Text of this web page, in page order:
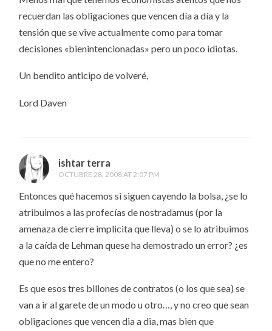
recuerdan las obligaciones que vencen día a día y la
tensión que se vive actualmente como para tomar
decisiones «bienintencionadas» pero un poco idiotas.
Un bendito anticipo de volveré,
Lord Daven
ishtar terra
OCTUBRE 28, 2008 AT 2:07 PM
Entonces qué hacemos si siguen cayendo la bolsa, ¿se lo
atribuimos a las profecías de nostradamus (por la
amenaza de cierre implicita que lleva) o se lo atribuimos
a la caída de Lehman quese ha demostrado un error? ¿es
que no me entero?
Es que esos tres billones de contratos (o los que sea) se
van a ir al garete de un modo u otro…, y no creo que sean
obligaciones que vencen dia a dia, mas bien que